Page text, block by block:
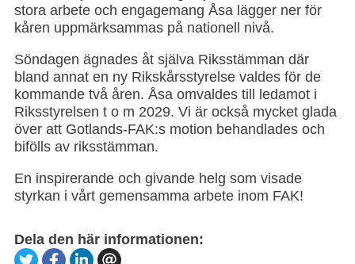
stora arbete och engagemang Åsa lägger ner för
kåren uppmärksammas på nationell nivå.
Söndagen ägnades åt själva Riksstämman där
bland annat en ny Rikskårsstyrelse valdes för de
kommande två åren. Åsa omvaldes till ledamot i
Riksstyrelsen t o m 2029. Vi är också mycket glada
över att Gotlands-FAK:s motion behandlades och
bifölls av riksstämman.
En inspirerande och givande helg som visade
styrkan i vårt gemensamma arbete inom FAK!
Dela den här informationen: